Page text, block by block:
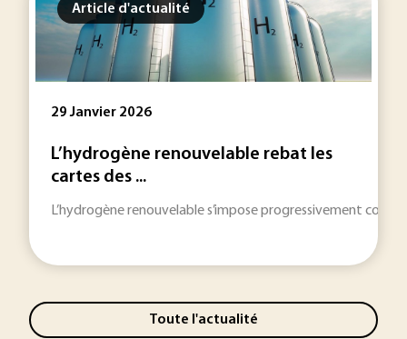
Article d'actualité
29 Janvier 2026
L’hydrogène renouvelable rebat les
cartes des ...
L’hydrogène renouvelable s’impose progressivement
Toute l'actualité